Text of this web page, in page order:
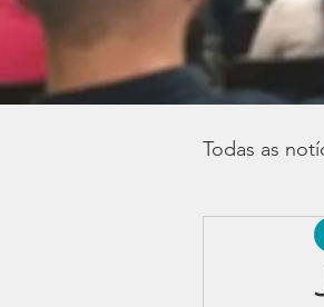
Todas as